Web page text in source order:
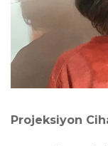
Projeksiyon